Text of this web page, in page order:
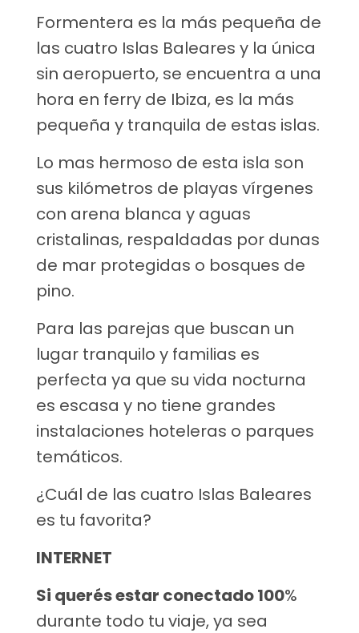
Formentera es la más pequeña de
las cuatro Islas Baleares y la única
sin aeropuerto, se encuentra a una
hora en ferry de Ibiza, es la más
pequeña y tranquila de estas islas.
Lo mas hermoso de esta isla son
sus kilómetros de playas vírgenes
con arena blanca y aguas
cristalinas, respaldadas por dunas
de mar protegidas o bosques de
pino.
Para las parejas que buscan un
lugar tranquilo y familias es
perfecta ya que su vida nocturna
es escasa y no tiene grandes
instalaciones hoteleras o parques
temáticos.
¿Cuál de las cuatro Islas Baleares
es tu favorita?
INTERNET
Si querés estar conectado 100%
durante todo tu viaje, ya sea